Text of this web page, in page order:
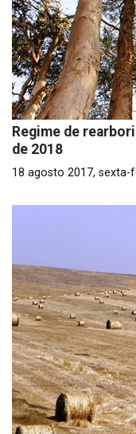
Regime de
de 2018
18 agosto 2017, sexta-